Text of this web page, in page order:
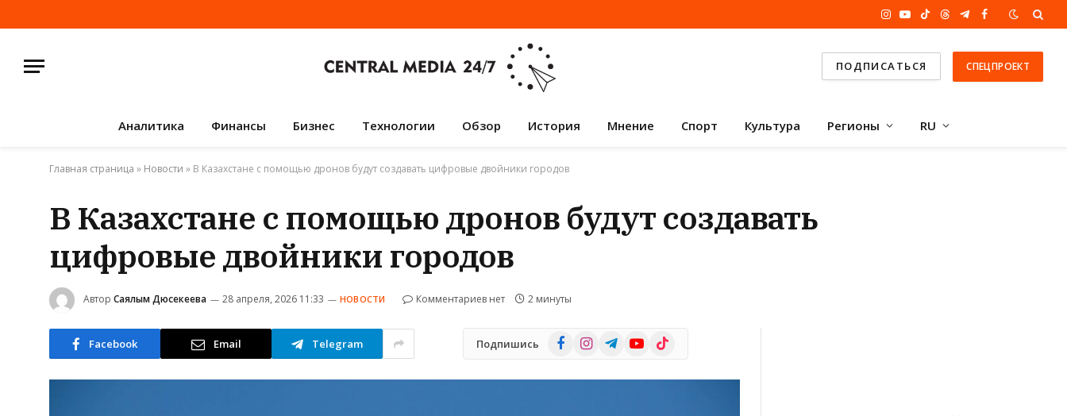
Instagram
YouTube
TikTokThreadsTelegram
Facebook
ПОДПИСАТЬСЯ СПЕЦПРОЕКТ
Аналитика Финансы Бизнес Технологии Обзор История Мнение Спорт Культура Регионы RU
Главная страница » Новости » В Казахстане с помощью дронов будут создавать цифровые двойники городов
В Казахстане с помощью дронов будут создавать
цифровые двойники городов
Автор Саялым Дюсекеева 28 апреля, 2026 11:33 НОВОСТИ Комментариев нет 2 минуты
Facebook Email Telegram Подпишись FacebookInstagramTelegramYouTube
TikTok